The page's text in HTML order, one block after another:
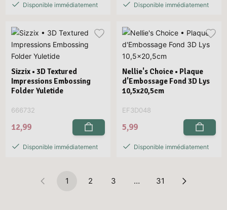
Disponible immédiatement Disponible immédiatement
Sizzix • 3D Textured
Impressions Embossing
Folder Yuletide
666732
12,99
Disponible immédiatement
Nellie's Choice • Plaque
d'Embossage Fond 3D Lys
10,5x20,5cm
EF3D048
5,99
Disponible immédiatement
1 2 3 … 31